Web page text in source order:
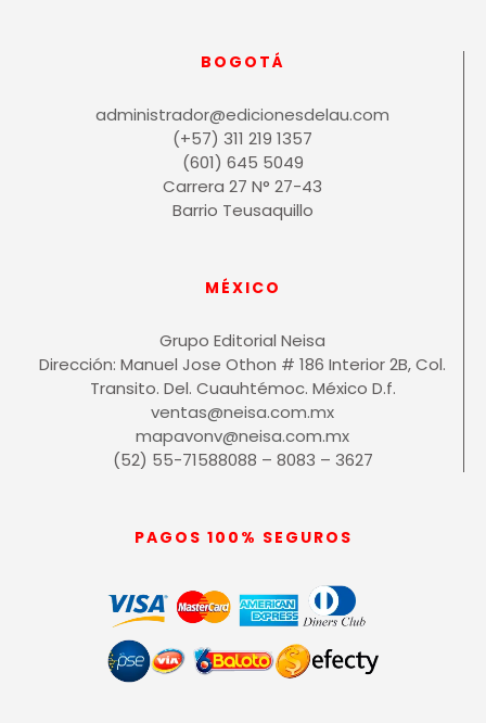
BOGOTÁ
administrador@edicionesdelau.com
(+57) 311 219 1357
(601) 645 5049
Carrera 27 N° 27-43
Barrio Teusaquillo
MÉXICO
Grupo Editorial Neisa
Dirección: Manuel Jose Othon # 186 Interior 2B, Col.
Transito. Del. Cuauhtémoc. México D.f.
ventas@neisa.com.mx
mapavonv@neisa.com.mx
(52) 55-71588088 – 8083 – 3627
PAGOS 100% SEGUROS